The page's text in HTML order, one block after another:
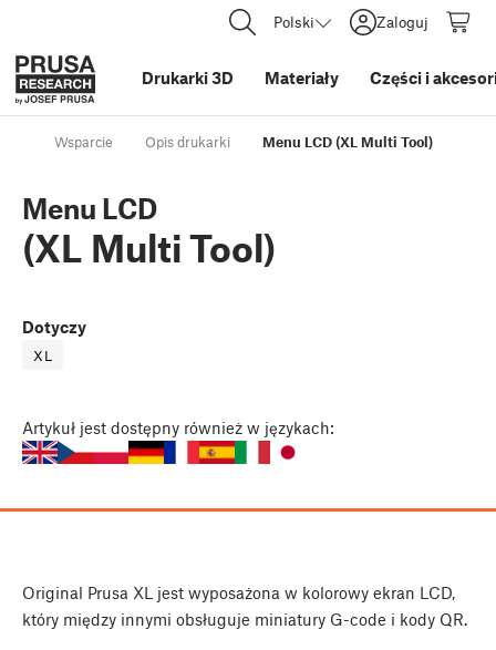
Polski Zaloguj
Drukarki 3D Materiały Części i
Wsparcie Opis drukarki Menu LCD (XL Multi Tool)
Menu LCD
(XL Multi Tool)
Dotyczy
XL
Artykuł jest dostępny również w językach:
Original Prusa XL jest wyposażona w kolorowy ekran LCD,
który między innymi obsługuje miniatury G-code i kody QR.